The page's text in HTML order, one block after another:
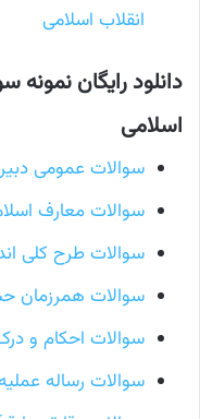
انقلاب اسلامی
دانلود رایگان
اسلامی
سوالات عمومی
سوالات معارف
سوالات طرح کلی
سوالات همرزمان
سوالات احکام و
سوالات رساله